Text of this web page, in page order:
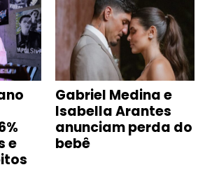
e
Gabriel Medina e
Isabella Arantes
anunciam perda do
bebê